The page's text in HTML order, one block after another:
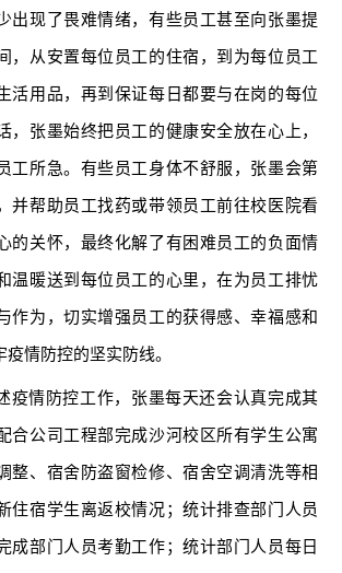
出现了畏难情绪，有些员工甚至向张墨提
，从安置每位员工的住宿，到为每位员工
活用品，再到保证每日都要与在岗的每位
，张墨始终把员工的健康安全放在心上，
工所急。有些员工身体不舒服，张墨会第
并帮助员工找药或带领员工前往校医院看
的关怀，最终化解了有困难员工的负面情
温暖送到每位员工的心里，在为员工排忧
作为，切实增强员工的获得感、幸福感和
情防控的坚实防线。
疫情防控工作，张墨每天还会认真完成其
合公司工程部完成沙河校区所有学生公寓
整、宿舍防盗窗检修、宿舍空调清洗等相
住宿学生离返校情况；统计排查部门人员
成部门人员考勤工作；统计部门人员每日